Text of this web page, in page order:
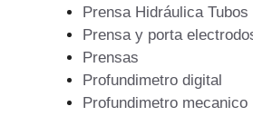
Prensa Hidráulica Tubos
Prensa y porta
Prensas
Profundimetro digital
Profundimetro mecanico